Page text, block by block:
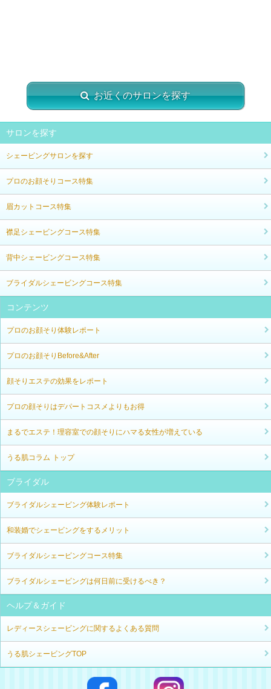
お近くのサロンを探す
サロンを探す
シェービングサロンを探す
プロのお顔そりコース特集
眉カットコース特集
襟足シェービングコース特集
背中シェービングコース特集
ブライダルシェービングコース特集
コンテンツ
プロのお顔そり体験レポート
プロのお顔そりBefore&After
顔そりエステの効果をレポート
プロの顔そりはデパートコスメよりもお得
まるでエステ！理容室での顔そりにハマる女性が増えている
うる肌コラム トップ
ブライダル
ブライダルシェービング体験レポート
和装婚でシェービングをするメリット
ブライダルシェービングコース特集
ブライダルシェービングは何日前に受けるべき？
ヘルプ＆ガイド
レディースシェービングに関するよくある質問
うる肌シェービングTOP